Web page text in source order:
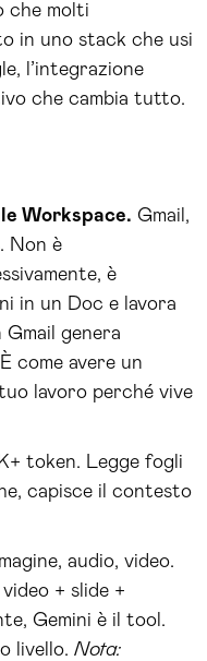
che molti
in uno stack che usi
l’integrazione
che cambia tutto.
Workspace. Gmail,
Non è
è
in un Doc e lavora
genera
come avere un
lavoro perché vive
token. Legge fogli
capisce il contesto
audio, video.
+ slide +
Gemini è il tool.
livello. Nota: